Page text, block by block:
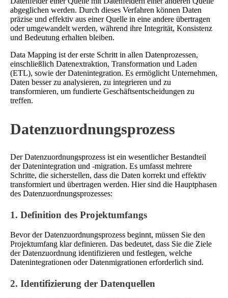
abgeglichen werden. Durch dieses Verfahren können Daten
präzise und effektiv aus einer Quelle in eine andere übertragen
oder umgewandelt werden, während ihre Integrität, Konsistenz
und Bedeutung erhalten bleiben.
Data Mapping ist der erste Schritt in allen Datenprozessen,
einschließlich Datenextraktion, Transformation und Laden
(ETL), sowie der Datenintegration. Es ermöglicht Unternehmen,
Daten besser zu analysieren, zu integrieren und zu
transformieren, um fundierte Geschäftsentscheidungen zu
treffen.
Datenzuordnungsprozess
Der Datenzuordnungsprozess ist ein wesentlicher Bestandteil
der Datenintegration und -migration. Es umfasst mehrere
Schritte, die sicherstellen, dass die Daten korrekt und effektiv
transformiert und übertragen werden. Hier sind die Hauptphasen
des Datenzuordnungsprozesses:
1. Definition des Projektumfangs
Bevor der Datenzuordnungsprozess beginnt, müssen Sie den
Projektumfang klar definieren. Das bedeutet, dass Sie die Ziele
der Datenzuordnung identifizieren und festlegen, welche
Datenintegrationen oder Datenmigrationen erforderlich sind.
2. Identifizierung der Datenquellen